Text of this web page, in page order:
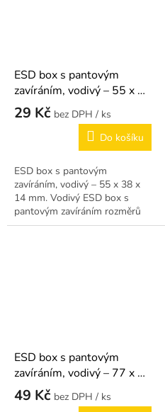
ESD box s pantovým
zavíráním, vodivý – 55 x 38
x 14 mm
29 Kč
/ ks
Do košíku
ESD box s pantovým
zavíráním, vodivý – 55 x 38 x
14 mm. Vodivý ESD box s
pantovým zavíráním rozměrů
55 x 38 x 14 mm pro malé
ESD box s pantovým
zavíráním, vodivý – 77 x 55
x 12 mm
49 Kč
/ ks